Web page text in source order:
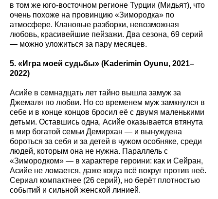
в том же юго-восточном регионе Турции (Мидьят), что
очень похоже на провинцию «Зимородка» по
атмосфере. Клановые разборки, невозможная
любовь, красивейшие пейзажи. Два сезона, 69 серий
— можно уложиться за пару месяцев.
5. «Игра моей судьбы» (Kaderimin Oyunu, 2021–
2022)
Асийе в семнадцать лет тайно вышла замуж за
Джемаля по любви. Но со временем муж замкнулся в
себе и в конце концов бросил её с двумя маленькими
детьми. Оставшись одна, Асийе оказывается втянута
в мир богатой семьи Демирхан — и вынуждена
бороться за себя и за детей в чужом особняке, среди
людей, которым она не нужна. Параллель с
«Зимородком» — в характере героини: как и Сейран,
Асийе не ломается, даже когда всё вокруг против неё.
Сериал компактнее (26 серий), но берёт плотностью
событий и сильной женской линией.